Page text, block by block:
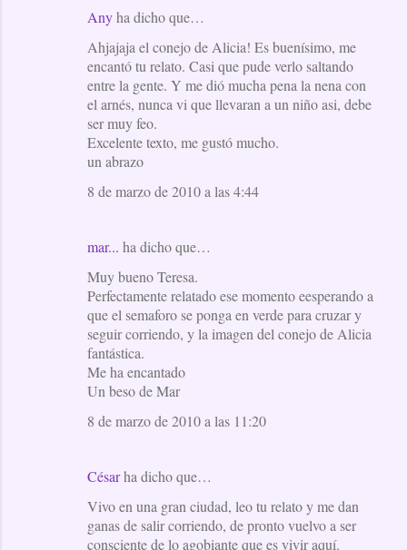
Anyha dicho que…
Ahjajaja el conejo de Alicia! Es buenísimo, me
encantó tu relato. Casi que pude verlo saltando
entre la gente. Y me dió mucha pena la nena con
el arnés, nunca vi que llevaran a un niño asi, debe
ser muy feo.
Excelente texto, me gustó mucho.
un abrazo
8 de marzo de 2010 a las 4:44
mar... ha dicho que…
Muy bueno Teresa.
Perfectamente relatado ese momento eesperando a
que el semaforo se ponga en verde para cruzar y
seguir corriendo, y la imagen del conejo de Alicia
fantástica.
Me ha encantado
Un beso de Mar
8 de marzo de 2010 a las 11:20
Césarha dicho que…
Vivo en una gran ciudad, leo tu relato y me dan
ganas de salir corriendo, de pronto vuelvo a ser
consciente de lo agobiante que es vivir aquí.